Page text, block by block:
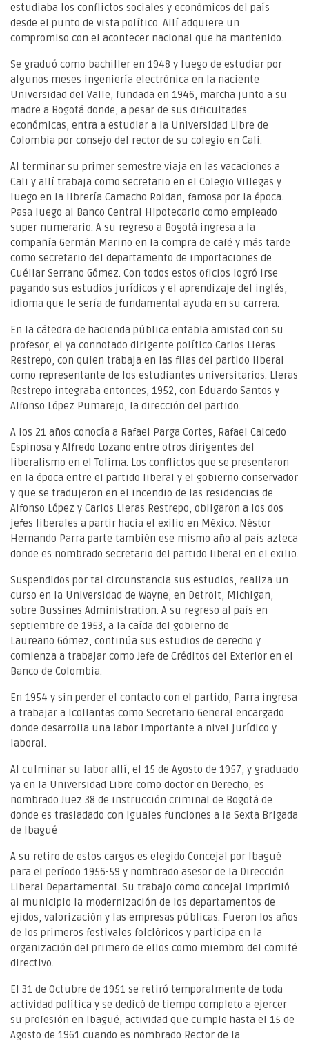
estudiaba los conflictos sociales y económicos del país
desde el punto de vista político. Allí adquiere un
compromiso con el acontecer nacional que ha mantenido.
Se graduó como bachiller en 1948 y luego de estudiar por
algunos meses ingeniería electrónica en la naciente
Universidad del Valle, fundada en 1946, marcha junto a su
madre a Bogotá donde, a pesar de sus dificultades
económicas, entra a estudiar a la Universidad Libre de
Colombia por consejo del rector de su colegio en Cali.
Al terminar su primer semestre viaja en las vacaciones a
Cali y allí trabaja como secretario en el Colegio Villegas y
luego en la librería Camacho Roldan, famosa por la época.
Pasa luego al Banco Central Hipotecario como empleado
super numerario. A su regreso a Bogotá ingresa a la
compañía Germán Marino en la compra de café y más tarde
como secretario del departamento de importaciones de
Cuéllar Serrano Gómez. Con todos estos oficios logró irse
pagando sus estudios jurídicos y el aprendizaje del inglés,
idioma que le sería de fundamental ayuda en su carrera.
En la cátedra de hacienda pública entabla amistad con su
profesor, el ya connotado dirigente político Carlos Lleras
Restrepo, con quien trabaja en las filas del partido liberal
como representante de los estudiantes universitarios. Lleras
Restrepo integraba entonces, 1952, con Eduardo Santos y
Alfonso López Pumarejo, la dirección del partido.
A los 21 años conocía a Rafael Parga Cortes, Rafael Caicedo
Espinosa y Alfredo Lozano entre otros dirigentes del
liberalismo en el Tolima. Los conflictos que se presentaron
en la época entre el partido liberal y el gobierno conservador
y que se tradujeron en el incendio de las residencias de
Alfonso López y Carlos Lleras Restrepo, obligaron a los dos
jefes liberales a partir hacia el exilio en México. Néstor
Hernando Parra parte también ese mismo año al país azteca
donde es nombrado secretario del partido liberal en el exilio.
Suspendidos por tal circunstancia sus estudios, realiza un
curso en la Universidad de Wayne, en Detroit, Michigan,
sobre Bussines Administration. A su regreso al país en
septiembre de 1953, a la caída del gobierno de
Laureano Gómez, continúa sus estudios de derecho y
comienza a trabajar como Jefe de Créditos del Exterior en el
Banco de Colombia.
En 1954 y sin perder el contacto con el partido, Parra ingresa
a trabajar a Icollantas como Secretario General encargado
donde desarrolla una labor importante a nivel jurídico y
laboral.
Al culminar su labor allí, el 15 de Agosto de 1957, y graduado
ya en la Universidad Libre como doctor en Derecho, es
nombrado Juez 38 de instrucción criminal de Bogotá de
donde es trasladado con iguales funciones a la Sexta Brigada
de Ibagué
A su retiro de estos cargos es elegido Concejal por Ibagué
para el período 1956-59 y nombrado asesor de la Dirección
Liberal Departamental. Su trabajo como concejal imprimió
al municipio la modernización de los departamentos de
ejidos, valorización y las empresas públicas. Fueron los años
de los primeros festivales folclóricos y participa en la
organización del primero de ellos como miembro del comité
directivo.
El 31 de Octubre de 1951 se retiró temporalmente de toda
actividad política y se dedicó de tiempo completo a ejercer
su profesión en Ibagué, actividad que cumple hasta el 15 de
Agosto de 1961 cuando es nombrado Rector de la